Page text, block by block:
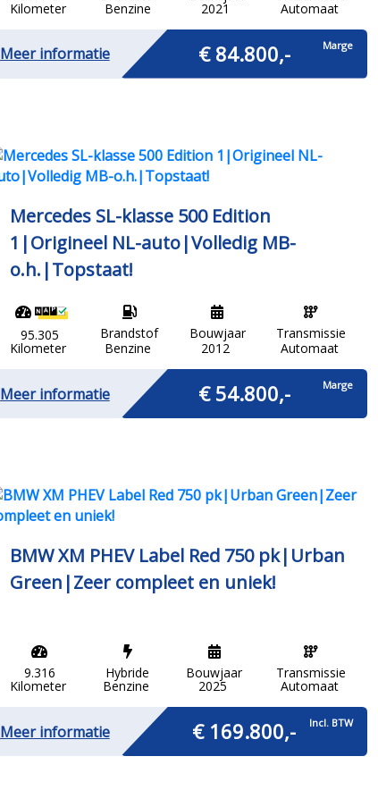
Kilometer Benzine 2021 Automaat
Meer informatie € 84.800,- Marge
Mercedes SL-klasse 500 Edition
1|Origineel NL-auto|Volledig MB-
o.h.|Topstaat!
95.305
Kilometer
Brandstof
Benzine
Bouwjaar
2012
Transmissie
Automaat
Meer informatie € 54.800,- Marge
BMW XM PHEV Label Red 750 pk|Urban
Green|Zeer compleet en uniek!
9.316
Kilometer
Hybride
Benzine
Bouwjaar
2025
Transmissie
Automaat
Meer informatie € 169.800,- Incl. BTW